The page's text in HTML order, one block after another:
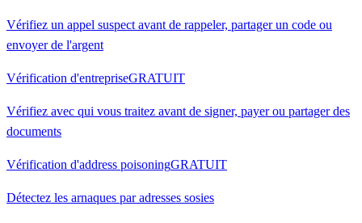
Vérifiez un appel suspect avant de rappeler, partager un code ou
envoyer de l'argent
Vérification d'entrepriseGRATUIT
Vérifiez avec qui vous traitez avant de signer, payer ou partager des
documents
Vérification d'address poisoningGRATUIT
Détectez les arnaques par adresses sosies